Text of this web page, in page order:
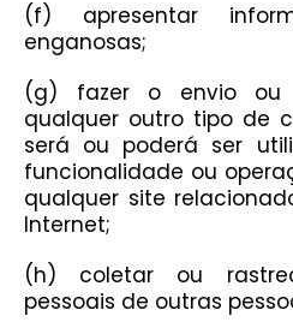
(f) apresentar
enganosas;
(g) fazer o envio ou
qualquer outro tipo de
será ou poderá ser
funcionalidade ou
qualquer site
Internet;
(h) coletar ou
pessoais de outras